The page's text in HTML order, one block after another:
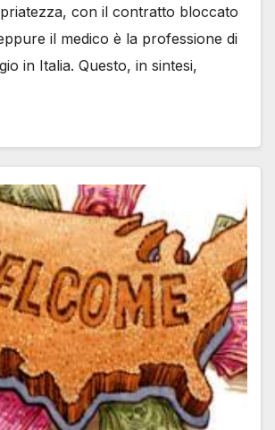
con il contratto bloccato
il medico è la professione di
in Italia. Questo, in sintesi,